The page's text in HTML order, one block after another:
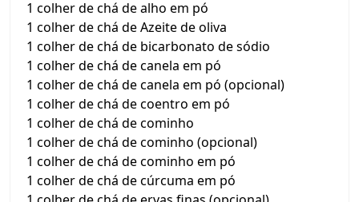
1 colher de chá de alho em pó
1 colher de chá de Azeite de oliva
1 colher de chá de bicarbonato de sódio
1 colher de chá de canela em pó
1 colher de chá de canela em pó (opcional)
1 colher de chá de coentro em pó
1 colher de chá de cominho
1 colher de chá de cominho (opcional)
1 colher de chá de cominho em pó
1 colher de chá de cúrcuma em pó